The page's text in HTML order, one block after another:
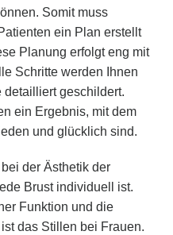
Somit muss
ein Plan erstellt
Planung erfolgt eng mit
Schritte werden Ihnen
geschildert.
ein Ergebnis, mit dem
und glücklich sind.
der Ästhetik der
Brust individuell ist.
Funktion und die
das Stillen bei Frauen.